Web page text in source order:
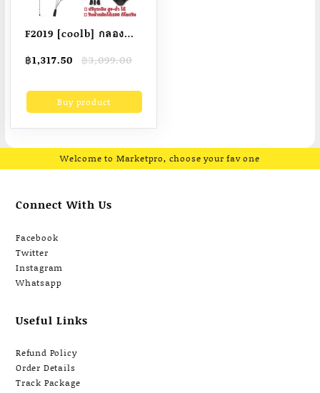
F2019 [coolb] กลอง
สบาย เบาะทรง
Drum chair
฿3,099.00
Original
was:
฿3,099.00.
฿1,317.50
Current
is:
฿1,317.50.Buy product
Welcome to Marketpro, choose your fav one
Connect With Us
Facebook
Twitter
Instagram
Whatsapp
Useful Links
Refund Policy
Order Details
Track Package